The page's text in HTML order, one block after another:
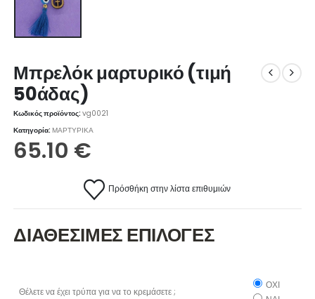
Μπρελόκ μαρτυρικό (τιμή
50άδας)
Κωδικός προϊόντος:vg0021
Κατηγορία:ΜΑΡΤΥΡΙΚΑ
65.10 €
Πρόσθήκη στην λίστα επιθυμιών
ΔΙΑΘΕΣΙΜΕΣ ΕΠΙΛΟΓΕΣ
Θέλετε να έχει τρύπα για να το κρεμάσετε ;
ΟΧΙ